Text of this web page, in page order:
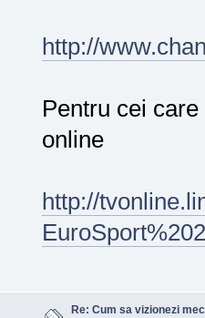
http://
Pentru cei
online
http://
EuroSport%202
Re: Cum sa vizionezi